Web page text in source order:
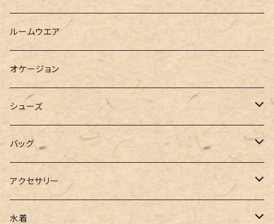
ベスト
シャツ
ブラウス
カーディガン
ポロシャツ
ベスト
チュニック
ハーフパンツ
スウェット
ジャージ
スラックス
ワイドパンツ
カーゴパンツ
その他
スウェットワンピース
パーカーワンピース
ニットワンピース
キャミワンピース
サロペット
オールインワン
ルームウエア
オケージョン
シューズ
ブーツ
パンプス
サンダル
バッグ
トートバッグ
ショルダー
アクセサリー
その他
水着